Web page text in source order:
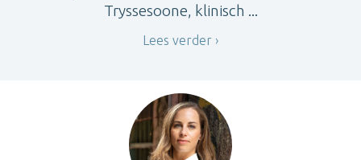
Tryssesoone, klinisch ...
Lees verder